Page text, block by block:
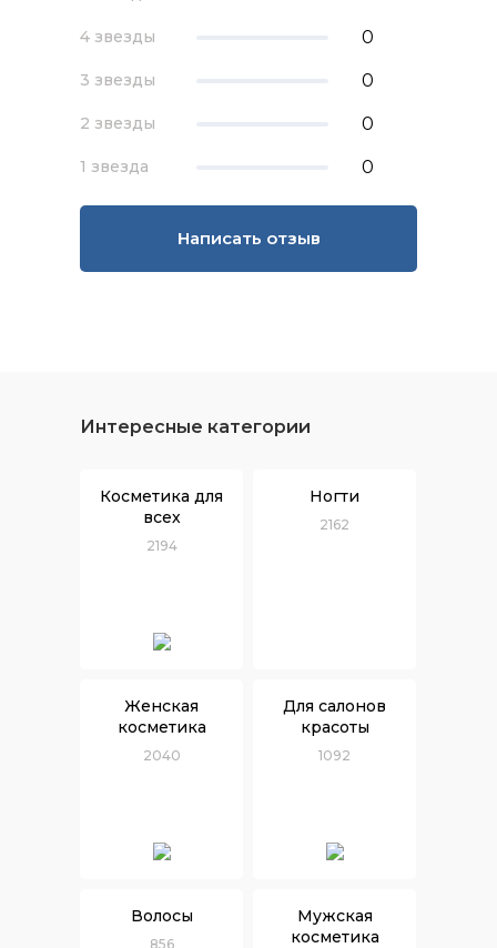
4 звезды 0
3 звезды 0
2 звезды 0
1 звезда 0
Написать отзыв
Интересные категории
Косметика для
всех
2194
Ногти
2162
Женская
косметика
2040
Для салонов
красоты
1092
Волосы
856
Мужская
косметика